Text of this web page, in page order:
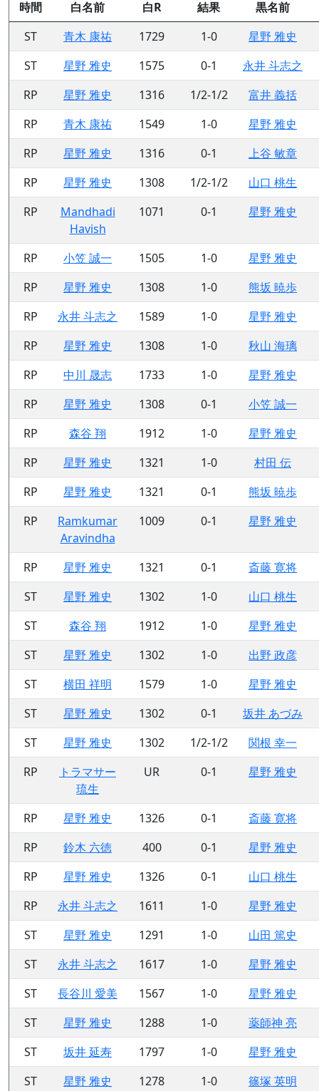
時間 白名前 白R 結果
黒名前
ST
青木 康祐 1729 1-0
星野 雅史
ST
星野 雅史 1575 0-1
永井 斗志之
RP
星野 雅史 1316 1/2-1/2
富井 義括
RP
青木 康祐 1549 1-0
星野 雅史
RP
星野 雅史 1316 0-1
上谷 敏章
RP
星野 雅史 1308 1/2-1/2
山口 桃生
RP
Mandhadi
Havish
1071 0-1 星野 雅史
RP 小笠 誠一 1505 1-0
星野 雅史
RP
星野 雅史 1308 1-0
熊坂 暁歩
RP
永井 斗志之 1589 1-0
星野 雅史
RP
星野 雅史 1308 1-0
秋山 海璃
RP
中川 晟志 1733 1-0
星野 雅史
RP
星野 雅史 1308 0-1
小笠 誠一
RP
森谷 翔 1912 1-0
星野 雅史
RP
星野 雅史 1321 1-0
村田 伝
RP
星野 雅史 1321 0-1
熊坂 暁歩
RP
Ramkumar
Aravindha
1009 0-1 星野 雅史
RP 星野 雅史 1321 0-1
斎藤 寛将
ST
星野 雅史 1302 1-0
山口 桃生
ST
森谷 翔 1912 1-0
星野 雅史
ST
星野 雅史 1302 1-0
出野 政彦
ST
横田 祥明 1579 1-0
星野 雅史
ST
星野 雅史 1302 0-1
坂井 あづみ
ST
星野 雅史 1302 1/2-1/2
関根 幸一
RP
トラマサー
琉生
UR 0-1 星野 雅史
RP 星野 雅史 1326 0-1
斎藤 寛将
RP
鈴木 六徳 400 0-1
星野 雅史
RP
星野 雅史 1326 0-1
山口 桃生
RP
永井 斗志之 1611 1-0
星野 雅史
ST
星野 雅史 1291 1-0
山田 篤史
ST
永井 斗志之 1617 1-0
星野 雅史
ST
長谷川 愛美 1567 1-0
星野 雅史
ST
星野 雅史 1288 1-0
薬師神 亮
ST
坂井 延寿 1797 1-0
星野 雅史
ST
星野 雅史 1278 1-0 篠塚 英明